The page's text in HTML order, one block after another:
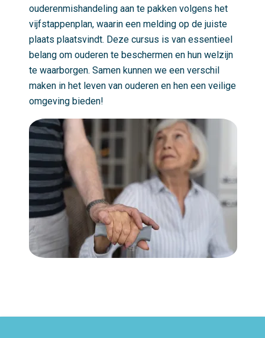
ouderenmishandeling aan te pakken volgens het
vijfstappenplan, waarin een melding op de juiste
plaats plaatsvindt. Deze cursus is van essentieel
belang om ouderen te beschermen en hun welzijn
te waarborgen. Samen kunnen we een verschil
maken in het leven van ouderen en hen een veilige
omgeving bieden!